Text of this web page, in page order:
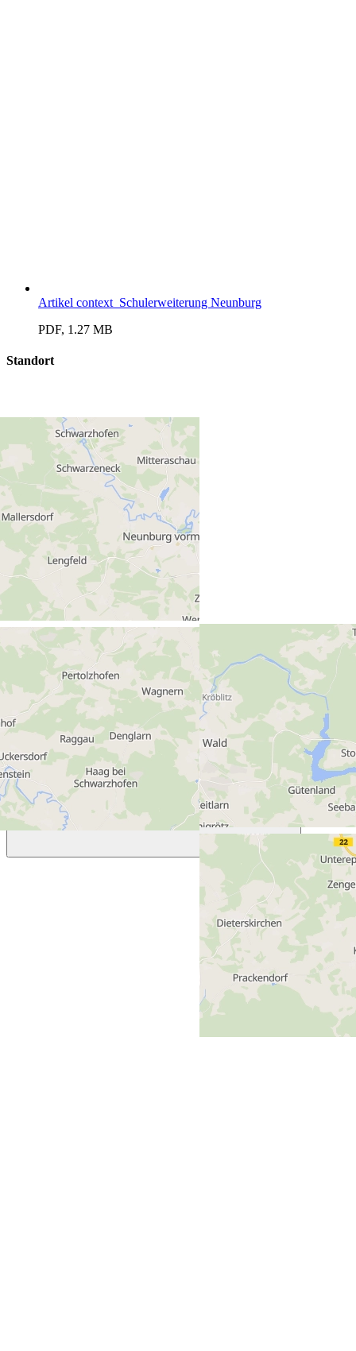
Artikel context_Schulerweiterung Neunburg
PDF, 1.27 MB
Standort
Grundschule Neunburg
Ledererstraße 22
92431 Neunburg vorm Wald (Deutschland)
Previous